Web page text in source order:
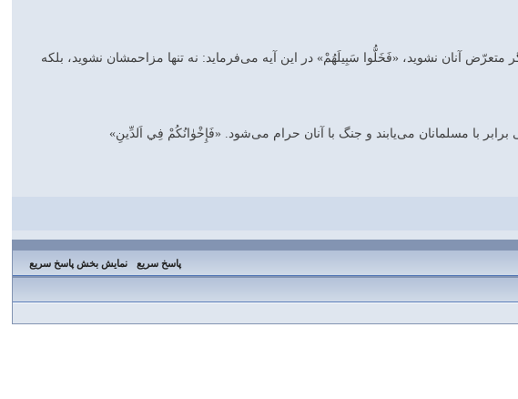
آنان نشويد، «فَخَلُّوا سَبِيلَهُمْ‌» در اين آيه مى‌فرمايد: نه تنها مزاحمشان نشويد، بلكه
با مسلمانان مى‌يابند و جنگ با آنان حرام مى‌شود. «فَإِخْوٰانُكُمْ فِي اَلدِّينِ‌»
پاسخ سریع نمایش بخش پاسخ سریع